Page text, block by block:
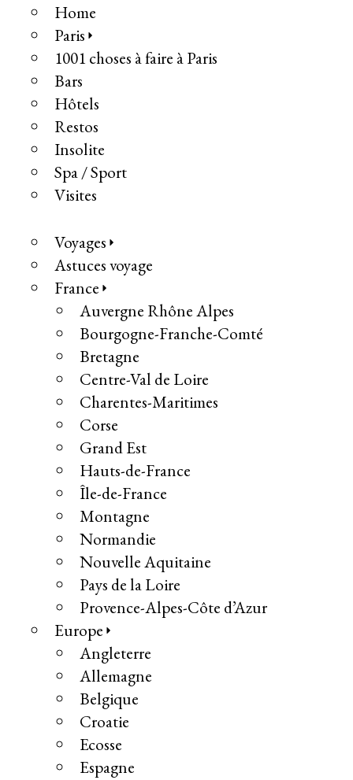
Home
Paris
1001 choses à faire à Paris
Bars
Hôtels
Restos
Insolite
Spa / Sport
Visites
Voyages
Astuces voyage
France
Auvergne Rhône Alpes
Bourgogne-Franche-Comté
Bretagne
Centre-Val de Loire
Charentes-Maritimes
Corse
Grand Est
Hauts-de-France
Île-de-France
Montagne
Normandie
Nouvelle Aquitaine
Pays de la Loire
Provence-Alpes-Côte d’Azur
Europe
Angleterre
Allemagne
Belgique
Croatie
Ecosse
Espagne